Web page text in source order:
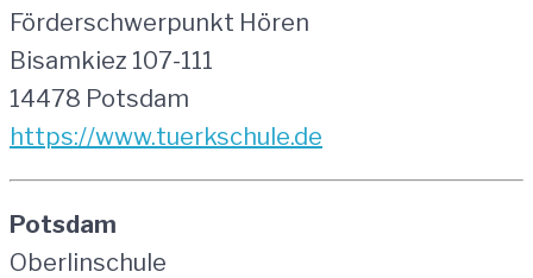
Förderschwerpunkt Hören
Bisamkiez 107-111
14478 Potsdam
https://www.tuerkschule.de
Potsdam
Oberlinschule